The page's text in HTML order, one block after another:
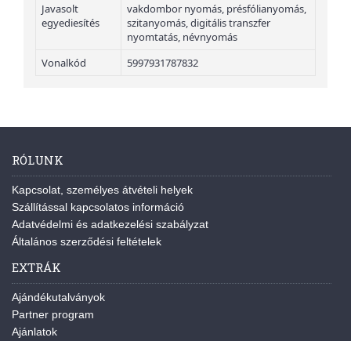
Javasolt
egyediesítés
vakdombor nyomás, présfólianyomás,
szitanyomás, digitális transzfer
nyomtatás, névnyomás
Vonalkód
5997931787832
RÓLUNK
Kapcsolat, személyes átvételi helyek
Szállítással kapcsolatos információ
Adatvédelmi és adatkezelési szabályzat
Általános szerződési feltételek
EXTRÁK
Ajándékutalványok
Partner program
Ajánlatok